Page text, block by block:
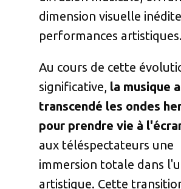
dimension visuelle
performances artistiques.
Au cours de cette
significative, la musique a
transcendé les ondes
pour prendre vie à
aux téléspectateurs une
immersion totale dans
artistique. Cette